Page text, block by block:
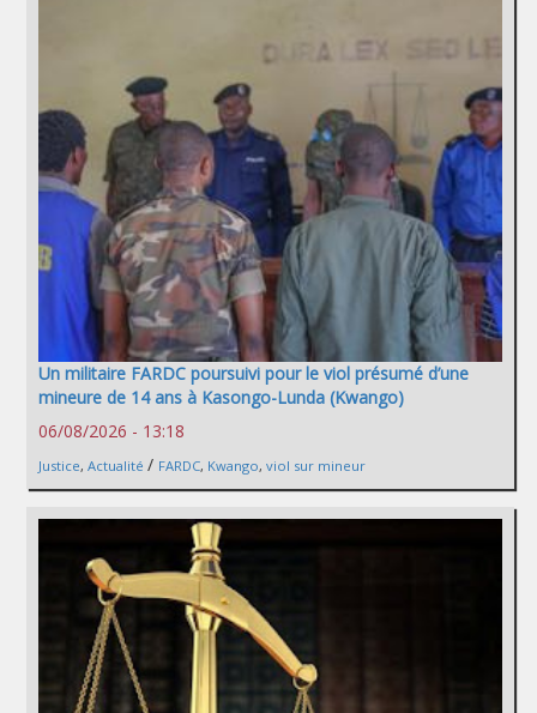
Un militaire FARDC poursuivi pour le viol présumé d’une
mineure de 14 ans à Kasongo-Lunda (Kwango)
06/08/2026 - 13:18
Justice, Actualité / FARDC, Kwango, viol sur mineur